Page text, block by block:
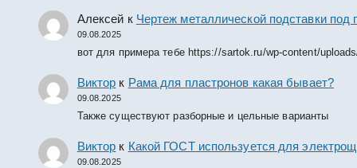
Алексей к Чертеж металлической подставки
09.08.2025
вот для примера тебе https://sartok.ru/wp-content/
Виктор к Рама для пластронов какая бывает?
09.08.2025
Также существуют разборные и цельные варианты
Виктор к Какой ГОСТ используется для
09.08.2025